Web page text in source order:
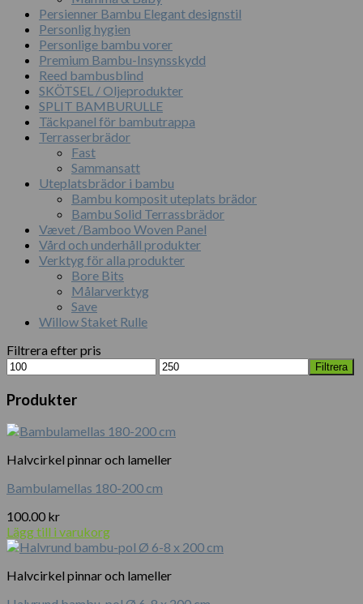
Persienner Bambu Elegant designstil
Personlig hygien
Personlige bambu vorer
Premium Bambu-Insynsskydd
Reed bambusblind
SKÖTSEL / Oljeprodukter
SPLIT BAMBURULLE
Täckpanel för bambutrappa
Terrasserbrädor
Fast
Sammansatt
Uteplatsbrädor i bambu
Bambu komposit uteplats brädor
Bambu Solid Terrassbrädor
Vævet /Bamboo Woven Panel
Vård och underhåll produkter
Verktyg för alla produkter
Bore Bits
Målarverktyg
Save
Willow Staket Rulle
Filtrera efter pris
Min
pris
Max
pris
Filtrera
Produkter
Halvcirkel pinnar och lameller
Bambulamellas 180-200 cm
100.00 kr
Lägg till i varukorg
Halvcirkel pinnar och lameller